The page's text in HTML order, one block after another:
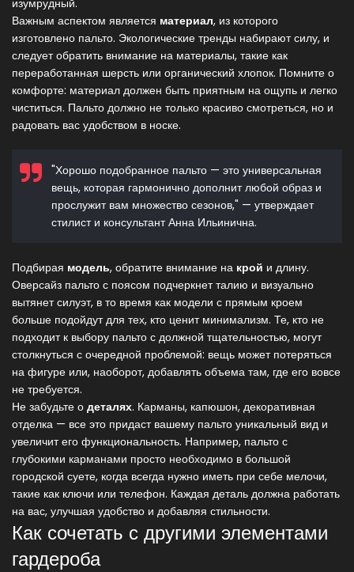
изумрудный.
Важным аспектом является материал, из которого
изготовлено пальто. Экологические тренды набирают силу, и
следует обратить внимание на материалы, такие как
переработанная шерсть или органический хлопок. Помните о
комфорте: материал должен быть приятным на ощупь и легко
чиститься. Пальто должно не только красиво смотреться, но и
радовать вас удобством в носке.
"Хорошо подобранное пальто — это универсальная
вещь, которая гармонично дополнит любой образ и
прослужит вам множество сезонов," — утверждает
стилист и консультант Анна Ильинична.
Подбирая модель, обратите внимание на крой и длину.
Оверсайз пальто с поясом подчеркнет талию и визуально
вытянет силуэт, в то время как модели с прямым кроем
больше подойдут для тех, кто ценит минимализм. Те, кто не
подходит к выбору пальто с должной тщательностью, могут
столкнуться с очередной проблемой: вещь может потеряться
на фигуре или, наоборот, добавлять объема там, где его вовсе
не требуется.
Не забудьте о деталях. Карманы, капюшон, декоративная
отделка — все это придаст вашему пальто уникальный вид и
увеличит его функциональность. Например, пальто с
глубокими карманами просто необходимо в большой
городской суете, когда всегда нужно иметь при себе мелочи,
такие как ключи или телефон. Каждая деталь должна работать
на вас, улучшая удобство и добавляя стильности.
Как сочетать с другими элементами
гардероба